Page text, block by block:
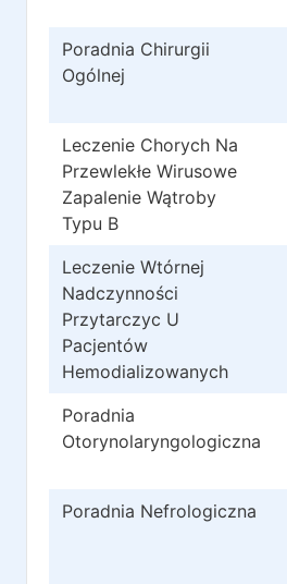
Poradnia Chirurgii
Ogólnej
Leczenie Chorych Na
Przewlekłe Wirusowe
Zapalenie Wątroby
Typu B
Leczenie Wtórnej
Nadczynności
Przytarczyc U
Pacjentów
Hemodializowanych
Poradnia
Otorynolaryngologiczna
Poradnia Nefrologiczna